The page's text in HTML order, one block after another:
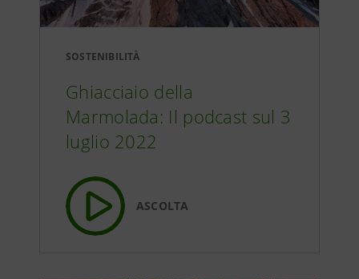
SOSTENIBILITÀ
Ghiacciaio della
Marmolada: Il podcast sul 3
luglio 2022
ASCOLTA